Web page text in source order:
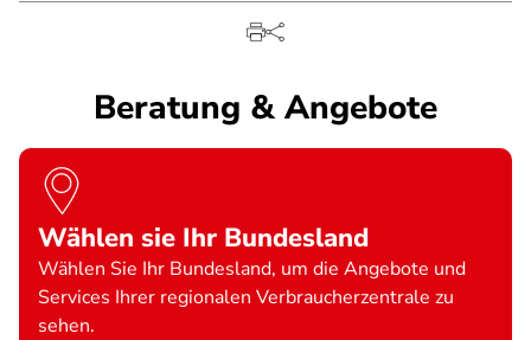
Beratung & Angebote
Wählen sie Ihr Bundesland
Wählen Sie Ihr Bundesland, um die Angebote und
Services Ihrer regionalen Verbraucherzentrale zu
sehen.